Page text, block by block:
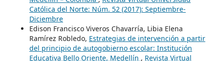
Católica del Norte: Núm. 52 (2017): Septiembre-
Diciembre
Edison Francisco Viveros Chavarría, Libia Elena
Ramírez Robledo, Estrategias de intervención a partir
del principio de autogobierno escolar: Institución
Educativa Bello Oriente, Medellín , Revista Virtual